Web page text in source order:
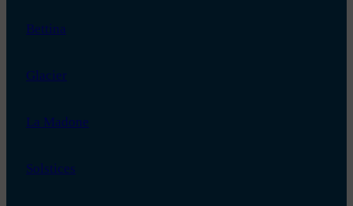
Bettina
Glacier
La Madone
Solstices